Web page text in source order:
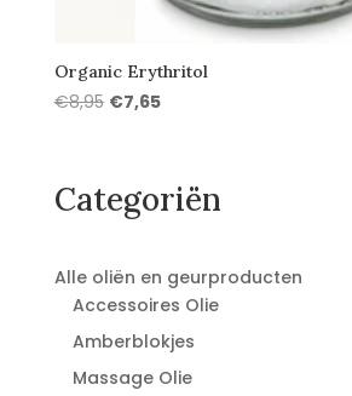
Organic Erythritol
€8,95 Oorspronkelijke
€7,65Huidige
€7,65.
Categoriën
Alle oliën en geurproducten
Accessoires Olie
Amberblokjes
Massage Olie